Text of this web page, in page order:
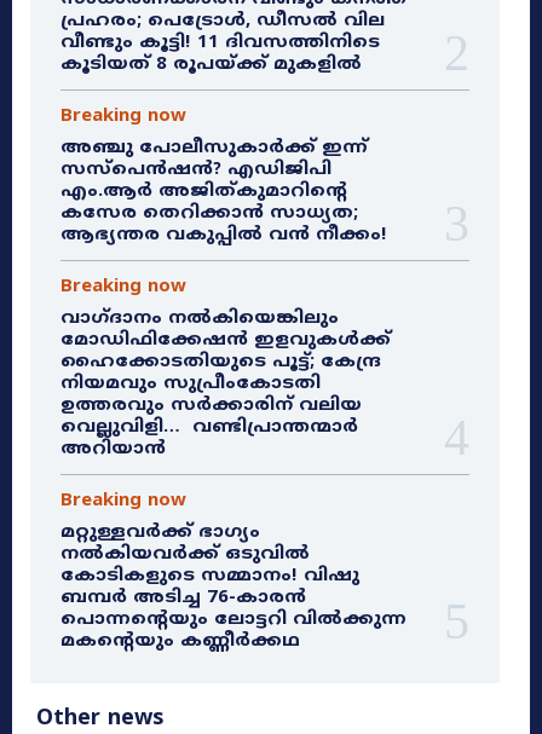
പ്രഹരം; പെട്രോൾ, ഡീസൽ വില
വീണ്ടും കൂട്ടി! 11 ദിവസത്തിനിടെ
കൂടിയത് 8 രൂപയ്ക്ക് മുകളിൽ
Breaking now
അഞ്ചു പോലീസുകാർക്ക് ഇന്ന്
സസ്‌പെൻഷൻ? എഡിജിപി
എം.ആർ അജിത്കുമാറിൻ്റെ
കസേര തെറിക്കാൻ സാധ്യത;
ആഭ്യന്തര വകുപ്പിൽ വൻ നീക്കം!
Breaking now
വാഗ്ദാനം നൽകിയെങ്കിലും
മോഡിഫിക്കേഷൻ ഇളവുകൾക്ക്
ഹൈക്കോടതിയുടെ പൂട്ട്; കേന്ദ്ര
നിയമവും സുപ്രീംകോടതി
ഉത്തരവും സർക്കാരിന് വലിയ
വെല്ലുവിളി… വണ്ടിപ്രാന്തന്മാർ
അറിയാൻ
Breaking now
മറ്റുള്ളവർക്ക് ഭാഗ്യം
നൽകിയവർക്ക് ഒടുവിൽ
കോടികളുടെ സമ്മാനം! വിഷു
ബമ്പർ അടിച്ച 76-കാരൻ
പൊന്നന്റെയും ലോട്ടറി വിൽക്കുന്ന
മകന്റെയും കണ്ണീർക്കഥ
Other news